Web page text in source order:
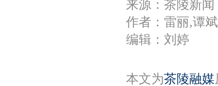
来源：茶陵新闻
作者：雷丽,谭
编辑：刘婷
本文为茶陵融媒